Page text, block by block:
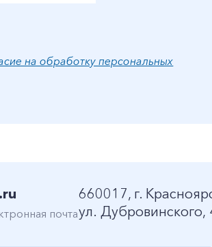
на обработку персональных
почта
660017, г.
ул. Дубровинского,